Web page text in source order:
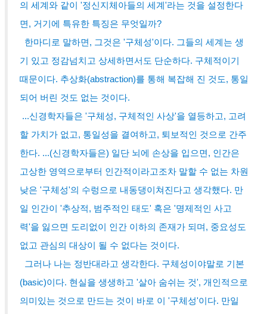
의 세계와 같이 '정신지체아들의 세계'라는 것을 설정한다
면, 거기에 특유한 특징은 무엇일까?
한마디로 말하면, 그것은 '구체성'이다. 그들의 세계는 생
기 있고 정감넘치고 상세하면서도 단순하다. 구체적이기
때문이다. 추상화(abstraction)를 통해 복잡해 진 것도, 통일
되어 버린 것도 없는 것이다.
...신경학자들은 '구체성, 구체적인 사상'을 열등하고, 고려
할 가치가 없고, 통일성을 결여하고, 퇴보적인 것으로 간주
한다. ...(신경학자들은) 일단 뇌에 손상을 입으면, 인간은
고상한 영역으로부터 인간적이라고조차 말할 수 없는 차원
낮은 '구체성'의 수렁으로 내동댕이쳐진다고 생각했다. 만
일 인간이 '추상적, 범주적인 태도' 혹은 '명제적인 사고
력'을 잃으면 도리없이 인간 이하의 존재가 되며, 중요성도
없고 관심의 대상이 될 수 없다는 것이다.
그러나 나는 정반대라고 생각한다. 구체성이야말로 기본
(basic)이다. 현실을 생생하고 '살아 숨쉬는 것', 개인적으로
의미있는 것으로 만드는 것이 바로 이 '구체성'이다. 만일